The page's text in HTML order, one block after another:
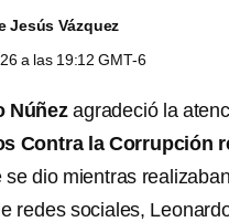
Jesús Vázquez
a las 19:12 GMT-6
Núñezagradeció la
Contra la Corrupción
se dio mientras
redes sociales,